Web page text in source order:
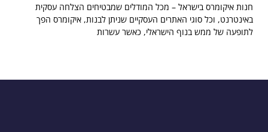
חנות איקומרס בישראל – מכל המודלים שמבטיחים הצלחה עסקית
באינטרנט, וכל סוגי האתרים העסקיים שניתן לבנות, איקומרס הפך
לתופעה של ממש בנוף הישראלי, כאשר עשרות